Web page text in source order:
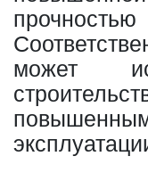
может